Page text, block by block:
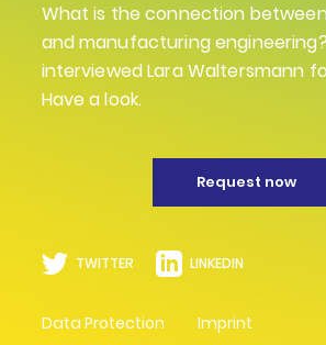
What is the connection
and manufacturing
interviewed Lara Waltersmann
Have a look.
Request now
TWITTER LINKEDIN
Data Protection Imprint